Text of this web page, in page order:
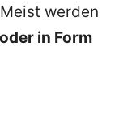
werden
in Form